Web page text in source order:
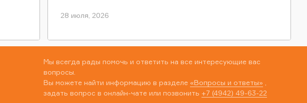
28 июля, 2026
Мы всегда рады помочь и ответить на все интересующие вас
вопросы.
Вы можете найти информацию в разделе «Вопросы и ответы»
задать вопрос в онлайн-чате или позвонить +7 (4942) 49-63-22